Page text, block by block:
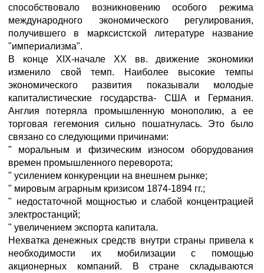
способствовало возникновению особого режима
международного экономического регулирования,
получившего в марксистской литературе название
"империализма".
В конце XIX-начале XX вв. движение экономики
изменило свой темп. Наиболее высокие темпы
экономического развития показывали молодые
капиталистические государства- США и Германия.
Англия потеряла промышленную монополию, а ее
торговая гегемония сильно пошатнулась. Это было
связано со следующими причинами:
" моральным и физическим износом оборудования
времен промышленного переворота;
" усилением конкуренции на внешнем рынке;
" мировым аграрным кризисом 1874-1894 гг.;
" недостаточной мощностью и слабой концентрацией
электростанций;
" увеличением экспорта капитала.
Нехватка денежных средств внутри страны привела к
необходимости их мобилизации с помощью
акционерных компаний. В стране складываются